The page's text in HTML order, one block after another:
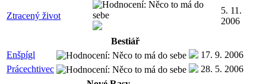
Ztracený život
5. 11.
2006
Bestiář
Enšpígl
17. 9. 2006
Prácechtivec
28. 5. 2006